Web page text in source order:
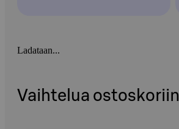
Ladataan...
Vaihtelua ostoskoriin